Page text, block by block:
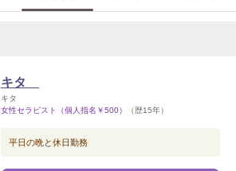
キタ
キタ
女性セラピスト（個人指名￥500）
（歴15年）
平日の晩と休日勤務